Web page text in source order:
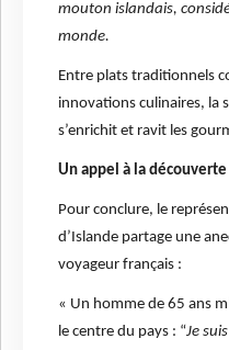
mouton islandais,
monde.
Entre plats traditionnels
innovations culinaires, la
s’enrichit et ravit les
Un appel à la découverte
Pour conclure, le
d’Islande partage une
voyageur français :
« Un homme de 65 ans
le centre du pays : “Je